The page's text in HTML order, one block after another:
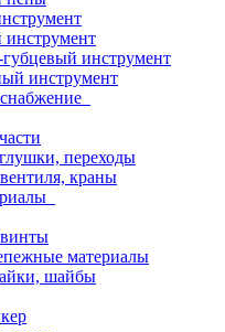
инструмент
инструмент
переходы
краны
материалы
шайбы